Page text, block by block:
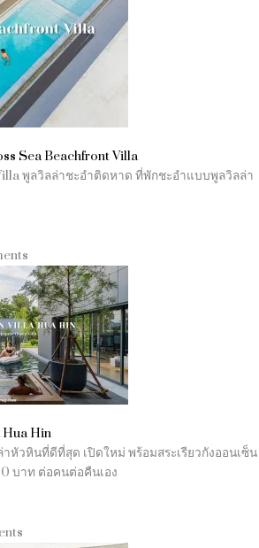
Sea Beachfront Villa
พูลวิลล่าชะอำติดหาด ที่พักชะอำแบบพูลวิลล่า
Hua Hin
หัวหินที่ดีที่สุด เปิดใหม่ พร้อมสระเรียวกังออนเซ็น
บาท ต่อคนต่อคืนเอง